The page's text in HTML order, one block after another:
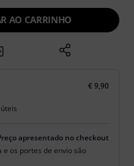
AO CARRINHO
€ 9,90
apresentado no checkout
os portes de envio são